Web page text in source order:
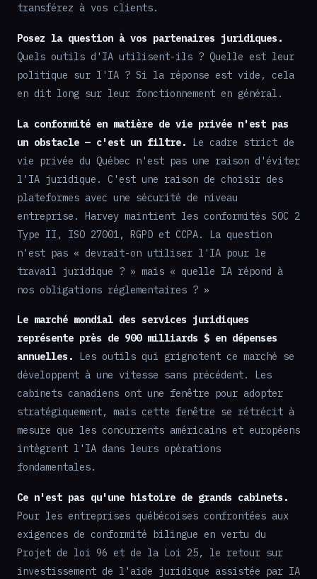
transférez à vos clients.
Posez la question à vos partenaires juridiques.
Quels outils d'IA utilisent-ils ? Quelle est leur
politique sur l'IA ? Si la réponse est vide, cela
en dit long sur leur fonctionnement en général.
La conformité en matière de vie privée n'est pas
un obstacle — c'est un filtre.
Le cadre strict de
vie privée du Québec n'est pas une raison d'éviter
l'IA juridique. C'est une raison de choisir des
plateformes avec une sécurité de niveau
entreprise. Harvey maintient les conformités SOC 2
Type II, ISO 27001, RGPD et CCPA. La question
n'est pas « devrait-on utiliser l'IA pour le
travail juridique ? » mais « quelle IA répond à
nos obligations réglementaires ? »
Le marché mondial des services juridiques
représente près de 900 milliards $ en dépenses
annuelles.
Les outils qui grignotent ce marché se
développent à une vitesse sans précédent. Les
cabinets canadiens ont une fenêtre pour adopter
stratégiquement, mais cette fenêtre se rétrécit à
mesure que les concurrents américains et européens
intègrent l'IA dans leurs opérations
fondamentales.
Ce n'est pas qu'une histoire de grands cabinets.
Pour les entreprises québécoises confrontées aux
exigences de conformité bilingue en vertu du
Projet de loi 96 et de la Loi 25, le retour sur
investissement de l'aide juridique assistée par IA